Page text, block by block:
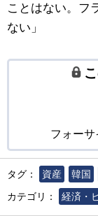
ことはない。フ
ない」
フォー
タグ： 資産 韓国
カテゴリ：
経済・